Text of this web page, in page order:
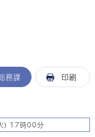
務課 印刷
) 17時00分